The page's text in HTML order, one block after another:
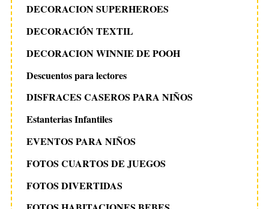
DECORACION SUPERHEROES
DECORACIÓN TEXTIL
DECORACION WINNIE DE POOH
Descuentos para lectores
DISFRACES CASEROS PARA NIÑOS
Estanterias Infantiles
EVENTOS PARA NIÑOS
FOTOS CUARTOS DE JUEGOS
FOTOS DIVERTIDAS